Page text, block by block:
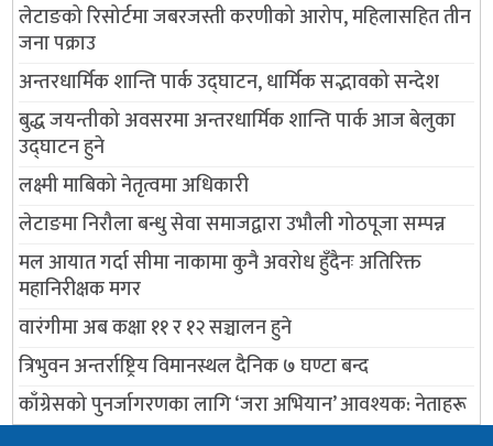
लेटाङको रिसोर्टमा जबरजस्ती करणीको आरोप, महिलासहित तीन
जना पक्राउ
अन्तरधार्मिक शान्ति पार्क उद्घाटन, धार्मिक सद्भावको सन्देश
बुद्ध जयन्तीको अवसरमा अन्तरधार्मिक शान्ति पार्क आज बेलुका
उद्घाटन हुने
लक्ष्मी माबिको नेतृत्वमा अधिकारी
लेटाङमा निरौला बन्धु सेवा समाजद्वारा उभौली गोठपूजा सम्पन्न
मल आयात गर्दा सीमा नाकामा कुनै अवरोध हुँदैनः अतिरिक्त
महानिरीक्षक मगर
वारंगीमा अब कक्षा ११ र १२ सञ्चालन हुने
त्रिभुवन अन्तर्राष्ट्रिय विमानस्थल दैनिक ७ घण्टा बन्द
काँग्रेसको पुनर्जागरणका लागि ‘जरा अभियान’ आवश्यक: नेताहरू